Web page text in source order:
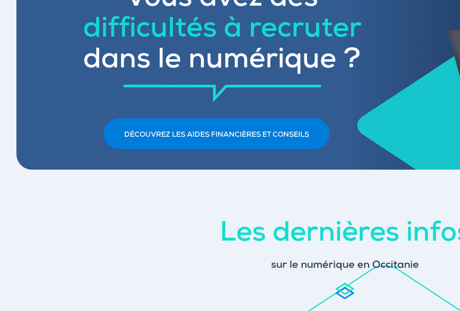
difficultés à recruter
dans le numérique ?
DÉCOUVREZ LES AIDES FINANCIÈRES ET CONSEILS
Les dernières
sur le numérique en Occitanie